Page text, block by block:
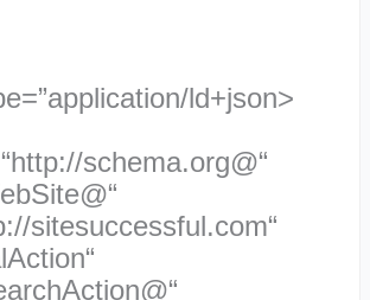
<script type=”application/ld+json”>
“@context”: “http://schema.org”,
“@type”: “WebSite”,
“url”: “http://sitesuccessful.com/”,
“potentialAction”: {
“@type”: “SearchAction”,